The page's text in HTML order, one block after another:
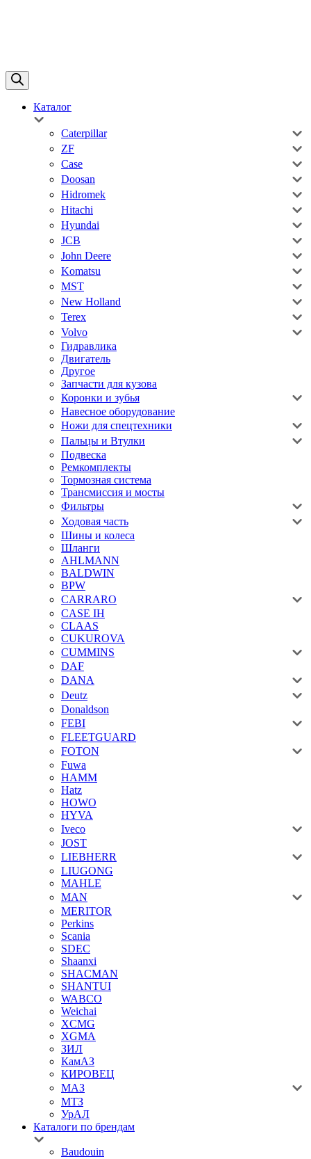
Каталог
Caterpillar
ZF
Case
Doosan
Hidromek
Hitachi
Hyundai
JCB
John Deere
Komatsu
MST
New Holland
Terex
Volvo
Гидравлика
Двигатель
Другое
Запчасти для кузова
Коронки и зубья
Навесное оборудование
Ножи для спецтехники
Пальцы и Втулки
Подвеска
Ремкомплекты
Тормозная система
Трансмиссия и мосты
Фильтры
Ходовая часть
Шины и колеса
Шланги
AHLMANN
BALDWIN
BPW
CARRARO
CASE IH
CLAAS
CUKUROVA
CUMMINS
DAF
DANA
Deutz
Donaldson
FEBI
FLEETGUARD
FOTON
Fuwa
HAMM
Hatz
HOWO
HYVA
Iveco
JOST
LIEBHERR
LIUGONG
MAHLE
MAN
MERITOR
Perkins
Scania
SDEC
Shaanxi
SHACMAN
SHANTUI
WABCO
Weichai
XCMG
XGMA
ЗИЛ
КамАЗ
КИРОВЕЦ
МАЗ
МТЗ
УрАЛ
Каталоги по брендам
Baudouin